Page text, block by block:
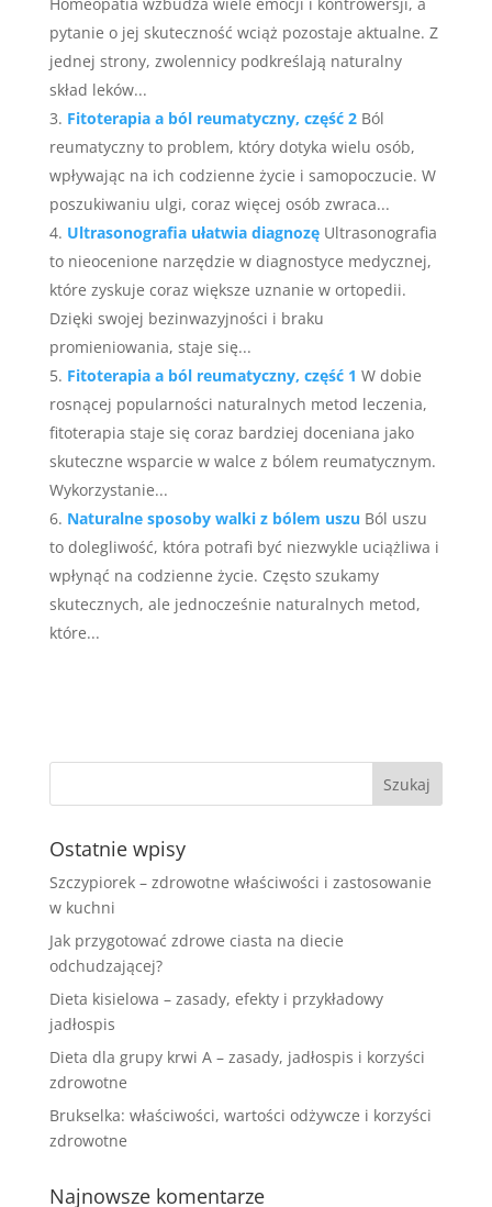
pytanie o jej skuteczność wciąż pozostaje aktualne. Z
jednej strony, zwolennicy podkreślają naturalny
skład leków...
Fitoterapia a ból reumatyczny, część 2 Ból
reumatyczny to problem, który dotyka wielu osób,
wpływając na ich codzienne życie i samopoczucie. W
poszukiwaniu ulgi, coraz więcej osób zwraca...
Ultrasonografia ułatwia diagnozę Ultrasonografia
to nieocenione narzędzie w diagnostyce medycznej,
które zyskuje coraz większe uznanie w ortopedii.
Dzięki swojej bezinwazyjności i braku
promieniowania, staje się...
Fitoterapia a ból reumatyczny, część 1 W dobie
rosnącej popularności naturalnych metod leczenia,
fitoterapia staje się coraz bardziej doceniana jako
skuteczne wsparcie w walce z bólem reumatycznym.
Wykorzystanie...
Naturalne sposoby walki z bólem uszu Ból uszu
to dolegliwość, która potrafi być niezwykle uciążliwa i
wpłynąć na codzienne życie. Często szukamy
skutecznych, ale jednocześnie naturalnych metod,
które...
Ostatnie wpisy
Szczypiorek – zdrowotne właściwości i zastosowanie
w kuchni
Jak przygotować zdrowe ciasta na diecie
odchudzającej?
Dieta kisielowa – zasady, efekty i przykładowy
jadłospis
Dieta dla grupy krwi A – zasady, jadłospis i korzyści
zdrowotne
Brukselka: właściwości, wartości odżywcze i korzyści
zdrowotne
Najnowsze komentarze